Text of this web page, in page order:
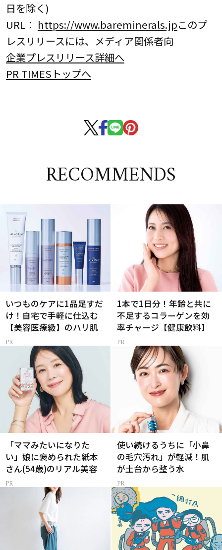
日を除く)
URL： https://www.bareminerals.jpこのプ
レスリリースには、メディア関係者向
企業プレスリリース詳細へ
PR TIMESトップへ
RECOMMENDS
いつものケアに1品足すだ
け！自宅で手軽に仕込む
【美容医療級】のハリ肌
1本で1日分！年齢と共に
不足するコラーゲンを効
率チャージ【健康飲料】
「ママみたいになりた
い」娘に褒められた紙本
さん(54歳)のリアル美容
使い続けるうちに「小鼻
の毛穴汚れ」が軽減！肌
が土台から整う水